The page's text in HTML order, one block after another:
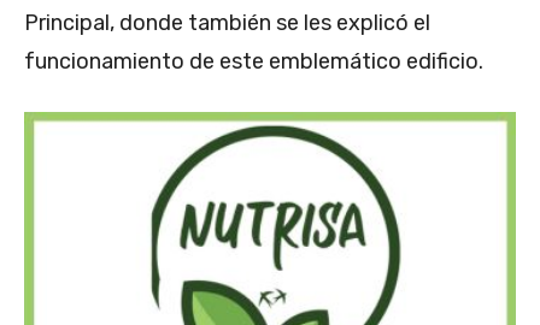
Principal, donde también se les explicó el
funcionamiento de este emblemático edificio.